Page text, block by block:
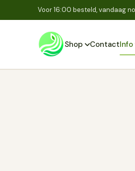
Voor 16:00 besteld, vandaag
Shop ContactInfo